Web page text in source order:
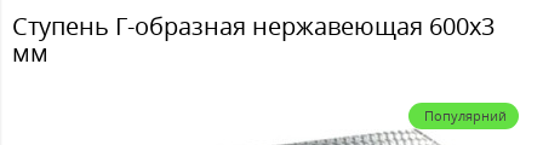
Ступень Г-образная нержавеющая 600x3
мм
Популярний